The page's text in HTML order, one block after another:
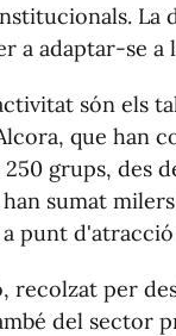
La
a adaptar-se a
són els
que han
grups, des
sumat
a punt
per
del sector